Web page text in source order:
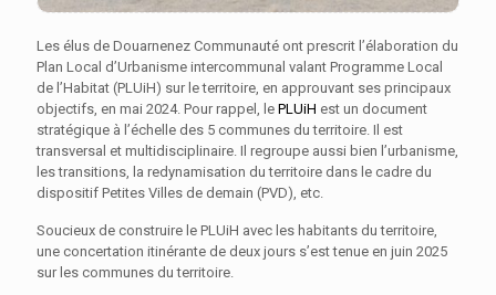
Les élus de Douarnenez Communauté ont prescrit l’élaboration du
Plan Local d’Urbanisme intercommunal valant Programme Local
de l’Habitat (PLUiH) sur le territoire, en approuvant ses principaux
objectifs, en mai 2024. Pour rappel, le PLUiH est un document
stratégique à l’échelle des 5 communes du territoire. Il est
transversal et multidisciplinaire. Il regroupe aussi bien l’urbanisme,
les transitions, la redynamisation du territoire dans le cadre du
dispositif Petites Villes de demain (PVD), etc.
Soucieux de construire le PLUiH avec les habitants du territoire,
une concertation itinérante de deux jours s’est tenue en juin 2025
sur les communes du territoire.